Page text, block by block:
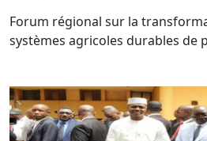
Forum régional sur la
systèmes agricoles durables de